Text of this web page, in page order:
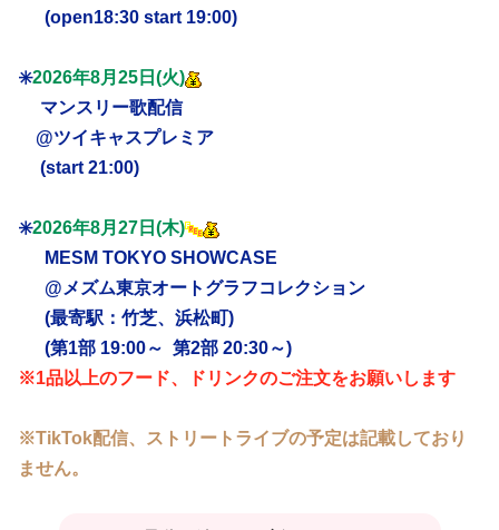
(open18:30 start 19:00)
✳️2026年8月25日(火)
マンスリー歌配信
@ツイキャスプレミア
(start 21:00)
✳️2026年8月27日(木)
MESM TOKYO SHOWCASE
@メズム東京オートグラフコレクション
(最寄駅：竹芝、浜松町)
(第1部 19:00～ 第2部 20:30～)
※1品以上のフード、ドリンクのご注文をお願いします
※TikTok配信、ストリートライブの予定は記載しており
ません。